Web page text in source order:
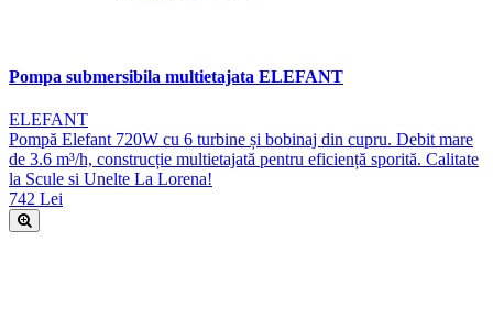
Pompa submersibila multietajata ELEFANT
ELEFANT
Pompă Elefant 720W cu 6 turbine și bobinaj din cupru. Debit mare
de 3.6 m³/h, construcție multietajată pentru eficiență sporită. Calitate
la Scule si Unelte La Lorena!
742 Lei